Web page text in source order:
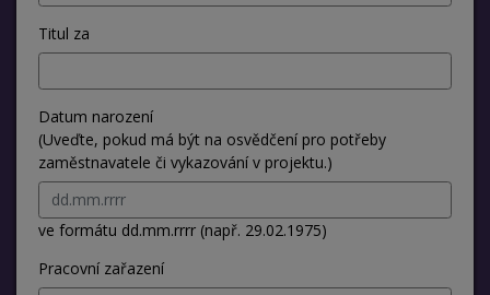
Titul za
Datum narození
(Uveďte, pokud má být na osvědčení pro potřeby
zaměstnavatele či vykazování v projektu.)
ve formátu dd.mm.rrrr (např. 29.02.1975)
Pracovní zařazení